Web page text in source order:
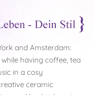
and Amsterdam:
having coffee, tea
in a cosy
ceramic